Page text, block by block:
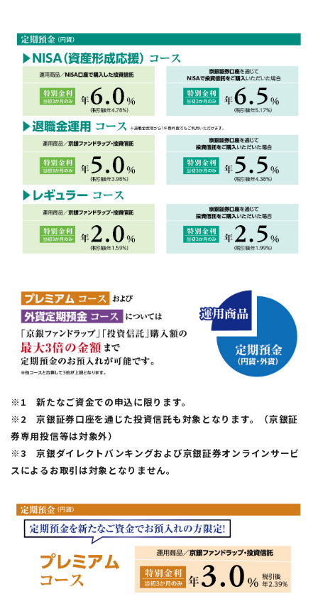
※1 新たなご資金での申込に限ります。
※2 京銀証券口座を通じた投資信託も対象となります。（京銀証
券専用投信等は対象外）
※3 京銀ダイレクトバンキングおよび京銀証券オンラインサービ
スによるお取引は対象となりません。